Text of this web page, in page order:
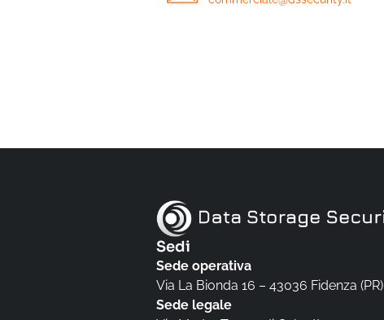
Sedi
Sede operativa
Via La Bionda 16 – 43036 Fidenza (PR)
Sede legale